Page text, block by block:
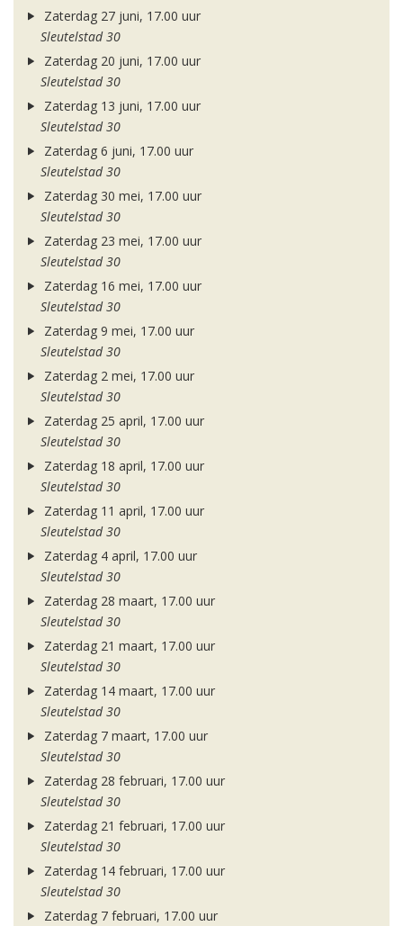
Zaterdag 27 juni, 17.00 uur
Sleutelstad 30
Zaterdag 20 juni, 17.00 uur
Sleutelstad 30
Zaterdag 13 juni, 17.00 uur
Sleutelstad 30
Zaterdag 6 juni, 17.00 uur
Sleutelstad 30
Zaterdag 30 mei, 17.00 uur
Sleutelstad 30
Zaterdag 23 mei, 17.00 uur
Sleutelstad 30
Zaterdag 16 mei, 17.00 uur
Sleutelstad 30
Zaterdag 9 mei, 17.00 uur
Sleutelstad 30
Zaterdag 2 mei, 17.00 uur
Sleutelstad 30
Zaterdag 25 april, 17.00 uur
Sleutelstad 30
Zaterdag 18 april, 17.00 uur
Sleutelstad 30
Zaterdag 11 april, 17.00 uur
Sleutelstad 30
Zaterdag 4 april, 17.00 uur
Sleutelstad 30
Zaterdag 28 maart, 17.00 uur
Sleutelstad 30
Zaterdag 21 maart, 17.00 uur
Sleutelstad 30
Zaterdag 14 maart, 17.00 uur
Sleutelstad 30
Zaterdag 7 maart, 17.00 uur
Sleutelstad 30
Zaterdag 28 februari, 17.00 uur
Sleutelstad 30
Zaterdag 21 februari, 17.00 uur
Sleutelstad 30
Zaterdag 14 februari, 17.00 uur
Sleutelstad 30
Zaterdag 7 februari, 17.00 uur